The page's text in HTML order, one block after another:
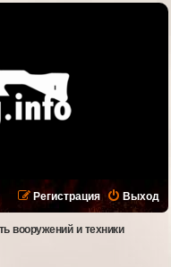
Выход
Регистрация
вооружений и техники